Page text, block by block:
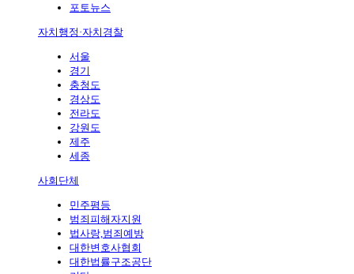
포토뉴스
자치행정·자치경찰
서울
경기
충청도
경상도
전라도
강원도
제주
세종
사회단체
민주평등
범죄피해자지원
법사랑,범죄예방
대한변호사협회
대한법률구조공단